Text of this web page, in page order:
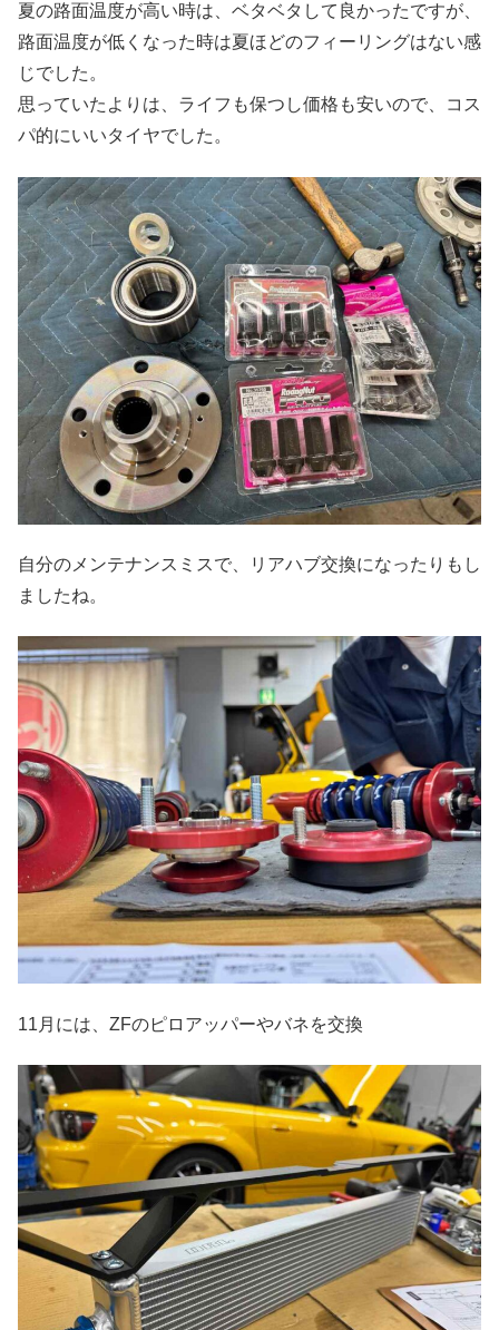
夏の路面温度が高い時は、ベタベタして良かったですが、
路面温度が低くなった時は夏ほどのフィーリングはない感
じでした。
思っていたよりは、ライフも保つし価格も安いので、コス
パ的にいいタイヤでした。
自分のメンテナンスミスで、リアハブ交換になったりもし
ましたね。
11月には、ZFのピロアッパーやバネを交換